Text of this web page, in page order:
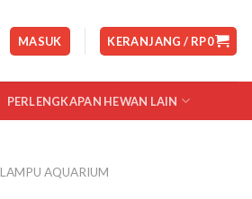
MASUK KERANJANG / RP0
PERLENGKAPAN HEWAN LAIN
LAMPU AQUARIUM